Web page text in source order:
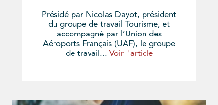
Présidé par Nicolas Dayot, président
du groupe de travail Tourisme, et
accompagné par l’Union des
Aéroports Français (UAF), le groupe
de travail... Voir l'article